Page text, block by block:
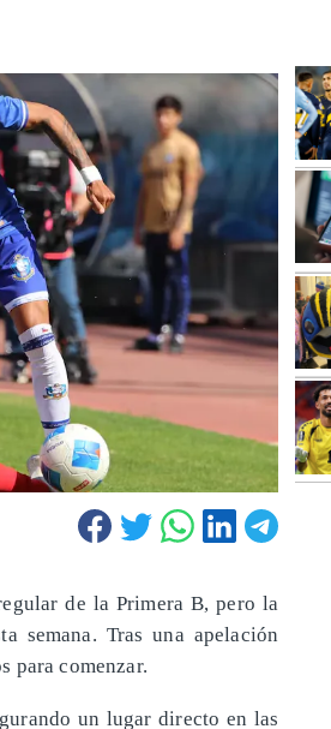
de la Primera B, pero la
semana. Tras una apelación
para comenzar.
un lugar directo en las